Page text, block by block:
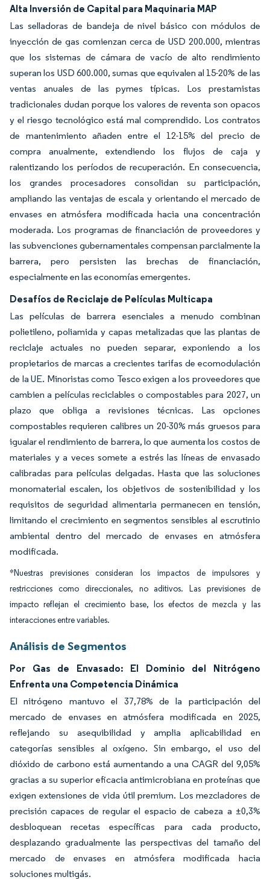
Alta Inversión de Capital para Maquinaria MAP
Las selladoras de bandeja de nivel básico con módulos de
inyección de gas comienzan cerca de USD 200.000, mientras
que los sistemas de cámara de vacío de alto rendimiento
superan los USD 600.000, sumas que equivalen al 15-20% de las
ventas anuales de las pymes típicas. Los prestamistas
tradicionales dudan porque los valores de reventa son opacos
y el riesgo tecnológico está mal comprendido. Los contratos
de mantenimiento añaden entre el 12-15% del precio de
compra anualmente, extendiendo los flujos de caja y
ralentizando los períodos de recuperación. En consecuencia,
los grandes procesadores consolidan su participación,
ampliando las ventajas de escala y orientando el mercado de
envases en atmósfera modificada hacia una concentración
moderada. Los programas de financiación de proveedores y
las subvenciones gubernamentales compensan parcialmente la
barrera, pero persisten las brechas de financiación,
especialmente en las economías emergentes.
Desafíos de Reciclaje de Películas Multicapa
Las películas de barrera esenciales a menudo combinan
polietileno, poliamida y capas metalizadas que las plantas de
reciclaje actuales no pueden separar, exponiendo a los
propietarios de marcas a crecientes tarifas de ecomodulación
de la UE. Minoristas como Tesco exigen a los proveedores que
cambien a películas reciclables o compostables para 2027, un
plazo que obliga a revisiones técnicas. Las opciones
compostables requieren calibres un 20-30% más gruesos para
igualar el rendimiento de barrera, lo que aumenta los costos de
materiales y a veces somete a estrés las líneas de envasado
calibradas para películas delgadas. Hasta que las soluciones
monomaterial escalen, los objetivos de sostenibilidad y los
requisitos de seguridad alimentaria permanecen en tensión,
limitando el crecimiento en segmentos sensibles al escrutinio
ambiental dentro del mercado de envases en atmósfera
modificada.
*Nuestras previsiones consideran los impactos de impulsores y
restricciones como direccionales, no aditivos. Las previsiones de
impacto reflejan el crecimiento base, los efectos de mezcla y las
interacciones entre variables.
Análisis de Segmentos
Por Gas de Envasado: El Dominio del Nitrógeno
Enfrenta una Competencia Dinámica
El nitrógeno mantuvo el 37,78% de la participación del
mercado de envases en atmósfera modificada en 2025,
reflejando su asequibilidad y amplia aplicabilidad en
categorías sensibles al oxígeno. Sin embargo, el uso del
dióxido de carbono está aumentando a una CAGR del 9,05%
gracias a su superior eficacia antimicrobiana en proteínas que
exigen extensiones de vida útil premium. Los mezcladores de
precisión capaces de regular el espacio de cabeza a ±0,3%
desbloquean recetas específicas para cada producto,
desplazando gradualmente las perspectivas del tamaño del
mercado de envases en atmósfera modificada hacia
soluciones multigás.